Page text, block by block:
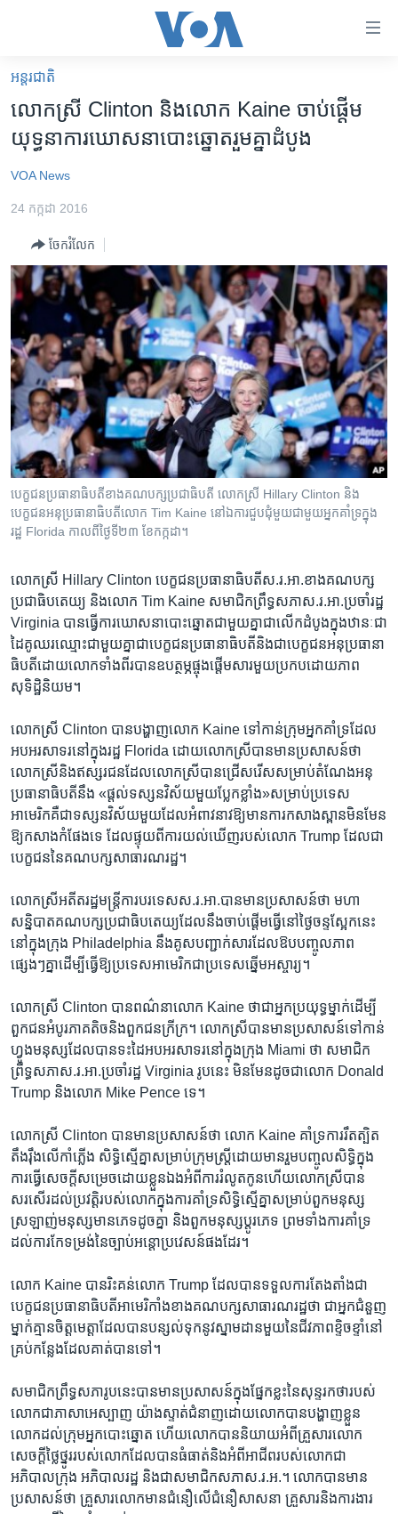
គេហទំព័រ​
ទាក់ទង
និង​
ទំព័រ​
ម្តង
រំលង​
ចូល​
ទៅ​
ទំព័រ​
រចនា
សម្ព័ន្ធ​
រំលង​
និង​
ទៅ​
កាន់​
អន្តរជាតិ
ហេឡូវីអូអេ
កម្ពុជាច្នៃប្រតិដ្ឋ
ព្រឹត្តិការណ៍ព័ត៌មាន
ទូរទស្សន៍ / វីដេអូ​
វិទ្យុ / ផតខាសថ៍
កម្មវិធីទាំងអស់
Khmer English
បណ្តាញ​សង្គម
អន្តរជាតិ
លោក​ស្រី​ Clinton និង​លោក​ Kaine ចាប់​ផ្តើម​
យុទ្ធនាការ​ឃោសនា​បោះ​ឆ្នោត​រួម​គ្នា​ដំបូង
VOA News
24 កក្កដា 2016
ចែករំលែក
បេក្ខជន​ប្រធានាធិបតី​ខាង​គណបក្ស​ប្រជាធិបតី លោក​ស្រី Hillary Clinton និង​
បេក្ខជន​អនុ​ប្រធានាធិបតី​លោក Tim Kaine នៅ​ឯ​ការជួបជុំ​មួយ​ជាមួយ​អ្នក​គាំទ្រ​ក្នុង​
រដ្ឋ Florida ​កាលពី​ថ្ងៃទី​២៣ ខែ​កក្កដា។
លោកស្រី​ Hillary Clinton ​បេក្ខជន​ប្រធានាធិបតី​ស.រ.អា.​ខាង​គណបក្ស​
ប្រជាធិបតេយ្យ​ និង​លោក ​Tim Kaine ​សមាជិក​ព្រឹទ្ធសភា​ស.រ.អា.​ប្រចាំ​រដ្ឋ​
Virginia ​បាន​ធ្វើ​ការ​ឃោសនា​បោះឆ្នោត​ជា​មួយ​គ្នា​ជា​លើក​ដំបូង​ក្នុង​ឋានៈ​ជា​
ដៃ​គូ​ឈរ​ឈ្មោះ​ជា​មួយ​គ្នា​ជា​បេក្ខជន​ប្រធានាធិបតី​និង​ជា​បេក្ខជន​អនុ​ប្រធានា​
ធិបតី​ដោយ​លោក​ទាំង​ពីរ​បាន​ឧបត្ថម្ភ​ផ្ចុងផ្តើម​សារ​មួយ​ប្រកប​ដោយ​ភាព
សុទិដ្ឋិនិយម។
លោក​ស្រី​ Clinton ​បាន​បង្ហាញ​លោក ​Kaine​ ទៅ​កាន់​ក្រុម​អ្នក​គាំទ្រ​ដែល​
អបអរ​សាទរ​នៅក្នុង​រដ្ឋ​ Florida ​ដោយ​លោក​ស្រី​បាន​មាន​ប្រសាសន៍​ថា​
លោក​ស្រី​និង​ឥស្សរជន​ដែល​លោក​ស្រី​បាន​ជ្រើស​រើស​សម្រាប់​តំណែង​អនុ​
ប្រធានាធិបតី​នឹង​ «ផ្តល់​ទស្សនវិស័យ​មួយ​ប្លែក​ខ្លាំង»​សម្រាប់​ប្រទេស​
អាមេរិក​គឺ​ជា​ទស្សន​វិស័យ​មួយ​ដែល​អំពាវនាវ​ឱ្យ​មាន​ការ​កសាង​ស្ពាន​មិន​មែន​
ឱ្យ​កសាង​កំផែង​ទេ​ ដែល​ផ្ទុយ​ពី​ការ​យល់​ឃើញ​របស់​លោក ​Trump​ ដែល​ជា​
បេក្ខជន​នៃ​គណបក្ស​សាធារណរដ្ឋ។
លោកស្រី​អតីត​រដ្ឋ​មន្ត្រីការ​បរទេស​ស.រ.អា.​បាន​មាន​ប្រសាសន៍​ថា​ មហា​
សន្និបាត​គណបក្ស​ប្រជាធិបតេយ្យ​ដែល​នឹង​ចាប់​ផ្តើម​ធ្វើ​នៅ​ថ្ងៃ​ចន្ទ​ស្អែក​នេះ​
នៅ​ក្នុង​ក្រុង ​Philadelphia ​នឹង​គូស​បញ្ជាក់​សារ​ដែល​ឱប​បញ្ចូល​ភាព​
ផ្សេងៗ​គ្នា​ដើម្បី​ធ្វើ​ឱ្យ​ប្រទេស​អាមេរិក​ជា​ប្រទេស​ឆ្នើម​អស្ចារ្យ។​
លោកស្រី​ Clinton​ បាន​ពណ៌នា​លោក ​Kaine ​ថា​ជា​អ្នក​ប្រយុទ្ធ​ម្នាក់​ដើម្បី​
ពួក​ជន​អំបូរ​ភាគតិច​និង​ពួកជន​ក្រីក្រ។ លោក​ស្រី​បាន​មាន​ប្រសាសន៍​ទៅ​កាន់​
ហ្វូង​មនុស្ស​ដែល​បាន​ទះ​ដៃ​អបអរសាទរ​នៅ​ក្នុង​ក្រុង ​Miami ​ថា​ សមាជិក​
ព្រឹទ្ធសភា​ស.រ.អា.​ប្រចាំ​រដ្ឋ​ Virginia​ រូប​នេះ មិន​មែន​ដូ​ច​ជា​លោក ​Donald
Trump និង​លោក​ Mike Pence​ ទេ។
លោកស្រី​ Clinton​ បាន​មាន​ប្រសាសន៍​ថា​ លោក ​Kaine​ គាំទ្រ​ការ​រឹតត្បិត​
តឹង​រ៉ឹង​លើ​កាំភ្លើង ​សិទ្ធិ​ស្មើគ្នា​សម្រាប់​ក្រុម​ស្ត្រី​ដោយ​មានរួម​បញ្ចូល​សិទ្ធិ​ក្នុង​
ការ​ធ្វើ​សេចក្តី​សម្រេច​ដោយ​ខ្លួនឯង​អំពី​ការ​រំលូត​កូន​ហើយ​លោក​ស្រី​បាន​
សរសើរ​ដល់​ប្រវត្តិ​របស់​លោក​ក្នុង​ការ​គាំទ្រ​សិទ្ធិ​ស្មើគ្នា​សម្រាប់​ពួក​មនុស្ស​
ស្រឡាញ់​មនុស្ស​មាន​ភេទ​ដូចគ្នា​ និង​ពួក​មនុស្ស​ប្តូរភេទ​ ព្រម​ទាំង​ការ​គាំទ្រ​
ដល់​ការ​កែ​ទម្រង់​នៃ​ច្បាប់​អន្តោប្រវេសន៍​ផង​ដែរ។
លោក​ Kaine ​បាន​រិះ​គន់​លោក​ Trump ​ដែល​បាន​ទទួល​ការ​តែង​តាំង​ជា​
បេក្ខជន​ប្រធានាធិបតី​អាមេរិកាំង​ខាង​គណបក្ស​សាធារណរដ្ឋ​ថា​ ជា​អ្នក​ជំនួញ​
ម្នាក់​គ្មាន​ចិត្ត​មេត្តា​ដែល​បាន​បន្សល់​ទុក​នូវ​ស្នាម​ដាន​មួយ​នៃ​ជីវភាព​ខ្ទិចខ្ទាំ​នៅ​
គ្រប់​កន្លែង​ដែល​គាត់​បាន​ទៅ។
សមា​ជិក​ព្រឹទ្ធសភា​រូប​នេះ​បាន​មាន​ប្រសាសន៍​ក្នុង​ផ្នែក​ខ្លះ​នៃ​សុន្ទរ​កថា​របស់​
លោក​ជា​ភាសា​អេស្បាញ​ យ៉ាង​ស្ទាត់​ជំនាញ​ដោយ​លោក​បាន​បង្ហាញ​ខ្លួន​
លោក​ដល់​ក្រុម​អ្នក​បោះ​ឆ្នោត ហើយ​លោក​បាន​និយាយ​អំពី​គ្រួសារ​លោក
សេចក្តី​ថ្លៃ​ថ្នូរ​របស់​លោក​ដែល​បាន​ធំធាត់​និង​អំពី​អាជីព​របស់​លោក​ជា​
អភិបាល​ក្រុង អភិបាល​រដ្ឋ​ និង​ជា​សមាជិក​សភា​ស.រ.អ.។ លោក​បាន​មាន​
ប្រសាសន៍​ថា ​គ្រួសារ​លោក​មាន​ជំនឿ​លើ​ជំនឿសាសនា​ គ្រួសារ​និង​ការងារ ​